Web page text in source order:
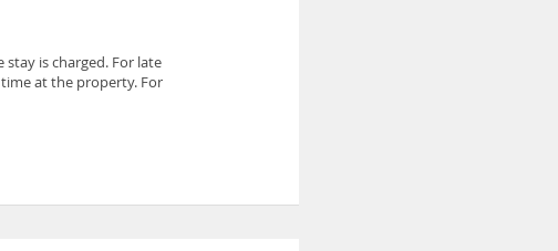
stay is charged. For late
at the property. For